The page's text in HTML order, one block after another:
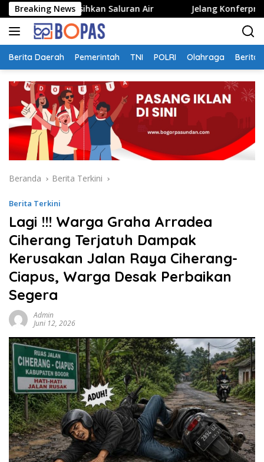
Langsung
ke
konten
Breaking News
Saluran Air Jelang Konferprov PWI Jabar,
Berita Daerah Pemerintah TNI POLRI Olahraga Berita
Beranda Berita Terkini
Berita Terkini
Lagi !!! Warga Graha Arradea
Ciherang Terjatuh Dampak
Kerusakan Jalan Raya Ciherang-
Ciapus, Warga Desak Perbaikan
Segera
Admin
Juni 12, 2026